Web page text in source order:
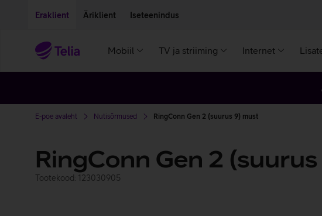
Eraklient Äriklient Iseteenindus
Mobiil TV ja striiming Internet
E-poe avaleht Nutisõrmused RingConn Gen 2 (suurus 9) must
RingConn Gen 2 (suurus
Tootekood: 123030905